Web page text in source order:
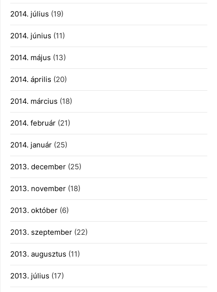
2014. július (19)
2014. június (11)
2014. május (13)
2014. április (20)
2014. március (18)
2014. február (21)
2014. január (25)
2013. december (25)
2013. november (18)
2013. október (6)
2013. szeptember (22)
2013. augusztus (11)
2013. július (17)